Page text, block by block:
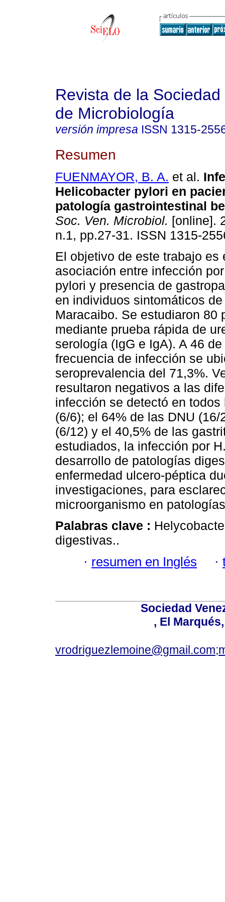
Revista de la
de Microbiología
versión impresa ISSN 1315-
Resumen
FUENMAYOR, B. A. et al.
Helicobacter pylori en
patología gastrointestinal
Soc. Ven. Microbiol. [online].
n.1, pp.27-31. ISSN 1315-
El objetivo de este trabajo es
asociación entre infección
pylori y presencia de
en individuos sintomáticos
Maracaibo. Se estudiaron 80
mediante prueba rápida de
serología (IgG e IgA). A 46
frecuencia de infección se
seroprevalencia del 71,3%.
resultaron negativos a las
infección se detectó en
(6/6); el 64% de las DNU
(6/12) y el 40,5% de las
estudiados, la infección por
desarrollo de patologías
enfermedad ulcero-péptica
investigaciones, para
microorganismo en
Palabras clave :
digestivas..
· resumen en Inglés ·
Sociedad
, El